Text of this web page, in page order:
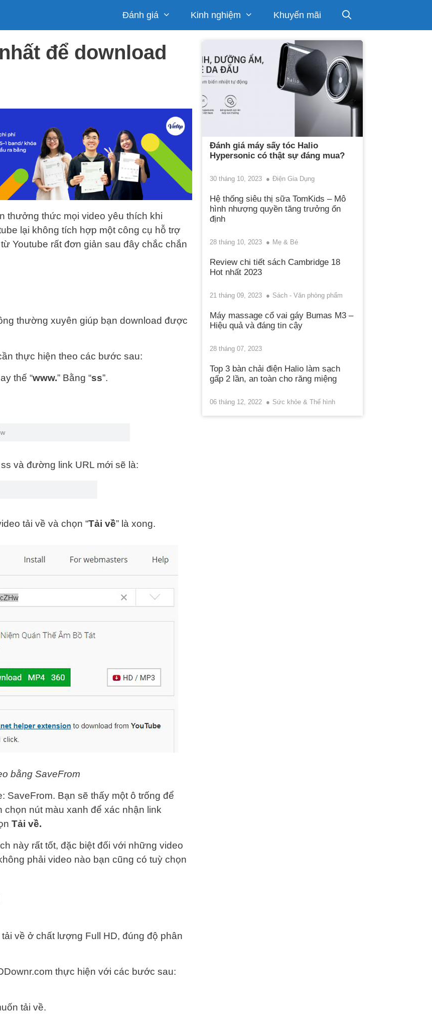
Đánh giá Kinh nghiệm Khuyến mãi
để download
thưởng thức mọi video yêu thích khi
lại không tích hợp một công cụ hỗ trợ
Youtube rất đơn giản sau đây chắc chắn
thường xuyên giúp bạn download được
thực hiện theo các bước sau:
thế “www.” Bằng “ss”.
và đường link URL mới sẽ là:
tải về và chọn “Tải về” là xong.
bằng SaveFrom
SaveFrom. Bạn sẽ thấy một ô trống để
chọn nút màu xanh để xác nhận link
Tải về.
này rất tốt, đặc biệt đối với những video
phải video nào bạn cũng có tuỳ chọn
về ở chất lượng Full HD, đúng độ phân
thực hiện với các bước sau:
tải về.
Đánh giá máy sấy tóc Halio
Hypersonic có thật sự đáng mua?
30 tháng 10, 2023 Điện Gia Dụng
Hệ thống siêu thị sữa TomKids – Mô
hình nhượng quyền tăng trưởng ổn
định
28 tháng 10, 2023 Mẹ & Bé
Review chi tiết sách Cambridge 18
Hot nhất 2023
21 tháng 09, 2023 Sách - Văn phòng phẩm
Máy massage cổ vai gáy Bumas M3 –
Hiệu quả và đáng tin cậy
28 tháng 07, 2023
Top 3 bàn chải điện Halio làm sạch
gấp 2 lần, an toàn cho răng miệng
06 tháng 12, 2022 Sức khỏe & Thể hình